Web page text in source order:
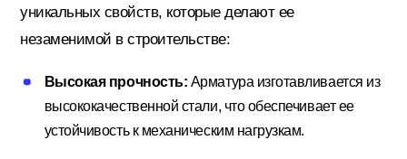
Электрика
уникальных свойств, которые делают ее
незаменимой в строительстве:
Высокая прочность: Арматура изготавливается из
высококачественной стали, что обеспечивает ее
устойчивость к механическим нагрузкам.